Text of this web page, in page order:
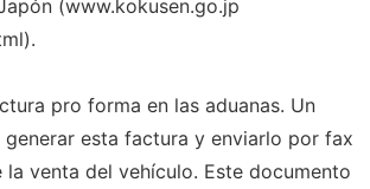
(www.kokusen.go.jp
pro forma en las aduanas. Un
esta factura y enviarlo por fax
la venta del vehículo. Este documento